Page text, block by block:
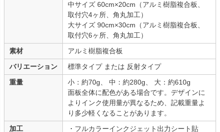
中サイズ 60cm×20cm（アルミ樹脂複合板、
取付穴4ヶ所、角丸加工）
大サイズ 90cm×30cm（アルミ樹脂複合板、
取付穴6ヶ所、角丸加工）
素材
アルミ樹脂複合板
バリエーション
標準タイプ または 反射タイプ
重量
小：約70g、 中：約280g、 大：約610g
面板全体に配色がある場合です。デザインに
よりインク使用量が異なるため、記載重量よ
り多少軽くなることがあります。
加工
・フルカラーインクジェット出力シート貼